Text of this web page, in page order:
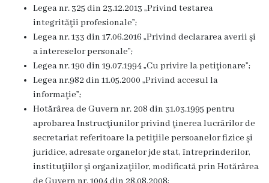
Proiecte
de
decizii
Procese
verbale
Educație
Clubul
Legea nr. 325 din 23.12.2013 „Privind testarea
integrităţii profesionale”;
Legea nr. 133 din 17.06.2016 „Privind declararea averii şi
a intereselor personale”;
Legea nr. 190 din 19.07.1994 „Cu privire la petiţionare”;
Legea nr.982 din 11.05.2000 „Privind accesul la
informaţie”;
Hotărârea de Guvern nr. 208 din 31.03.1995 pentru
aprobarea Instrucţiunilor privind ţinerea lucrărilor de
secretariat referitoare la petiţiile persoanelor fizice şi
juridice, adresate organelor jde stat, întreprinderilor,
instituţiilor şi organizaţiilor, modificată prin Hotărârea